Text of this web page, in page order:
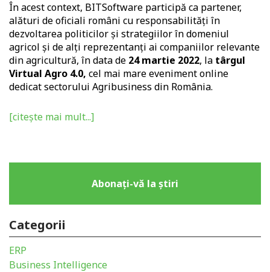
În acest context, BITSoftware participă ca partener,
alături de oficiali români cu responsabilități în
dezvoltarea politicilor și strategiilor în domeniul
agricol și de alți reprezentanți ai companiilor relevante
din agricultură, în data de 24 martie 2022, la târgul
Virtual Agro 4.0, cel mai mare eveniment online
dedicat sectorului Agribusiness din România.
[citește mai mult...]
Abonați-vă la știri
Categorii
ERP
Business Intelligence